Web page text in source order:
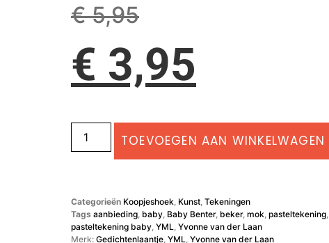
€5,95
€ 3,95
TOEVOEGEN AAN WINKELWAGEN
Categorieën Koopjeshoek, Kunst, Tekeningen
Tags aanbieding, baby, Baby Benter, beker, mok, pasteltekening,
pasteltekening baby, YML, Yvonne van der Laan
Merk: Gedichtenlaantje, YML, Yvonne van der Laan